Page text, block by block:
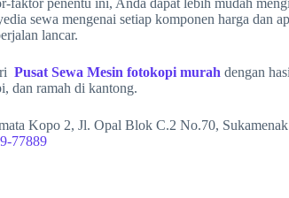
sewa mengenai setiap komponen harga
lancar.
Pusat Sewa Mesin fotokopi murah dengan
dan ramah di kantong.
Kopo 2, Jl. Opal Blok C.2 No.70,
77889